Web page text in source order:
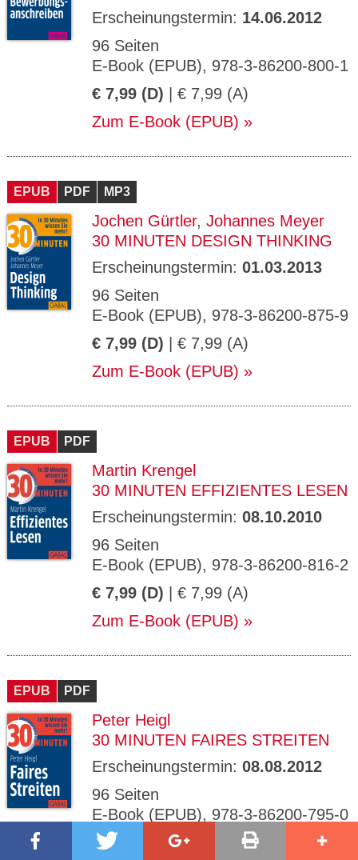
Erscheinungstermin: 14.06.2012
96 Seiten
E-Book (EPUB), 978-3-86200-800-1
€ 7,99 (D) | € 7,99 (A)
Zum E-Book (EPUB)
EPUB PDF MP3
Jochen Gürtler, Johannes Meyer
30 MINUTEN DESIGN THINKING
Erscheinungstermin: 01.03.2013
96 Seiten
E-Book (EPUB), 978-3-86200-875-9
€ 7,99 (D) | € 7,99 (A)
Zum E-Book (EPUB)
EPUB PDF
Martin Krengel
30 MINUTEN EFFIZIENTES LESEN
Erscheinungstermin: 08.10.2010
96 Seiten
E-Book (EPUB), 978-3-86200-816-2
€ 7,99 (D) | € 7,99 (A)
Zum E-Book (EPUB)
EPUB PDF
Peter Heigl
30 MINUTEN FAIRES STREITEN
Erscheinungstermin: 08.08.2012
96 Seiten
E-Book (EPUB), 978-3-86200-795-0
€ 7,99 (D)
| € 7,99 (A)